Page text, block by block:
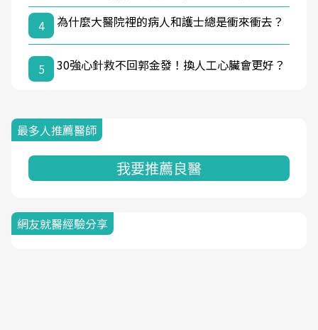
4
為什麼大醫院裡的病人和護士總是衝來衝去？
5 30強心針救不回郭金發！換人工心臟會更好？
最多人推薦醫師
我要推薦良醫
網友就醫經驗分享